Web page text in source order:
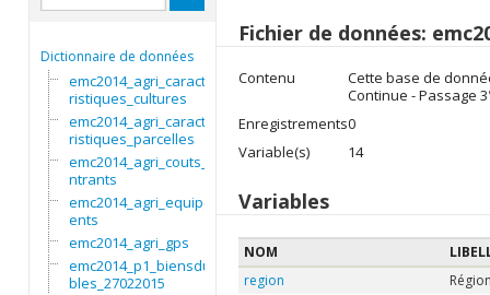
Dictionnaire de données
emc2014_agri_caracte
ristiques_cultures
emc2014_agri_caracte
ristiques_parcelles
emc2014_agri_couts_i
ntrants
emc2014_agri_equipem
ents
emc2014_agri_gps
emc2014_p1_biensdura
bles_27022015
Fichier de données:
Contenu
Cette base de
Continue - Passage
Enregistrements0
Variable(s)
14
Variables
NOM
region